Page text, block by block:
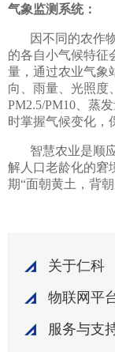
气象监测系统：
因不同的农作
的各自小气候特征
量，通过农业气象
向、雨量、光照度
PM2.5/PM10、蒸
时掌握气候变化，
智慧农业是顺
解人口老龄化的窘
期“面朝黄土，背朝
关于仁科
物联网平
服务与支